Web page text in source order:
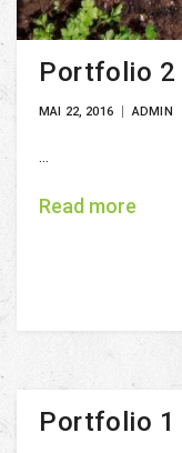
Portfolio 2
MAI 22, 2016 ADMIN
...
Read more
Portfolio 1